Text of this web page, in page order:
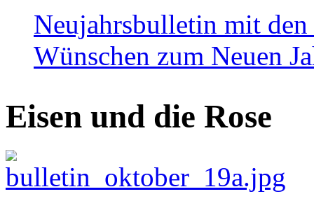
Neujahrsbulletin mit den
Wünschen zum Neuen
Eisen und die Rose